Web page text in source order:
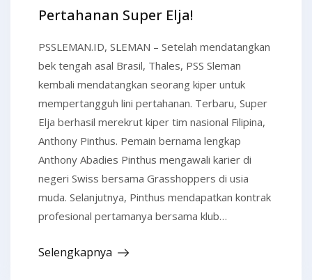
Pertahanan Super Elja!
PSSLEMAN.ID, SLEMAN – Setelah mendatangkan
bek tengah asal Brasil, Thales, PSS Sleman
kembali mendatangkan seorang kiper untuk
mempertangguh lini pertahanan. Terbaru, Super
Elja berhasil merekrut kiper tim nasional Filipina,
Anthony Pinthus. Pemain bernama lengkap
Anthony Abadies Pinthus mengawali karier di
negeri Swiss bersama Grasshoppers di usia
muda. Selanjutnya, Pinthus mendapatkan kontrak
profesional pertamanya bersama klub…
Selengkapnya